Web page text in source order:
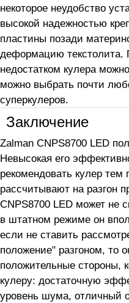
некоторое неудобство
высокой надежностью
пластины позади
деформацию текстолита.
недостатком кулера
можно выбрать почти
суперкулеров.
Заключение
Zalman CNPS8700 LED
Невысокая его
рекомендовать кулер тем
рассчитывают на разгон
CNPS8700 LED может не
в штатном режиме он
если не ставить
положение" разгоном, то
положительные стороны,
кулеру: достаточную
уровень шума, отличный